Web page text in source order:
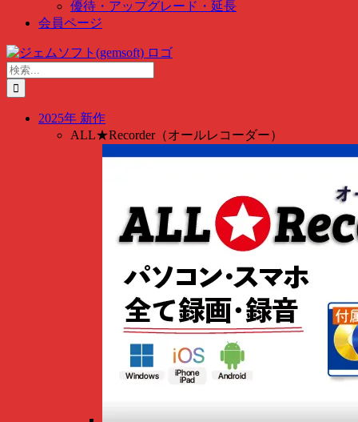
優待・アップグレード・延長
会員ページ
Skip
to
content
検
索
…
2025年 新作
ALL★Recorder（オールレコーダー）